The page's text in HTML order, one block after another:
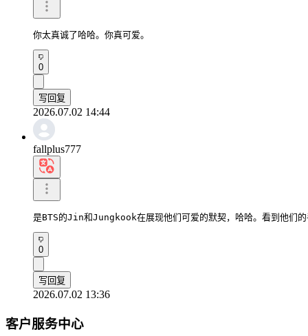
你太真诚了哈哈。你真可爱。
0
写回复
2026.07.02 14:44
fallplus777
是BTS的Jin和Jungkook在展现他们可爱的默契，哈哈。看到他们
0
写回复
2026.07.02 13:36
客户服务中心